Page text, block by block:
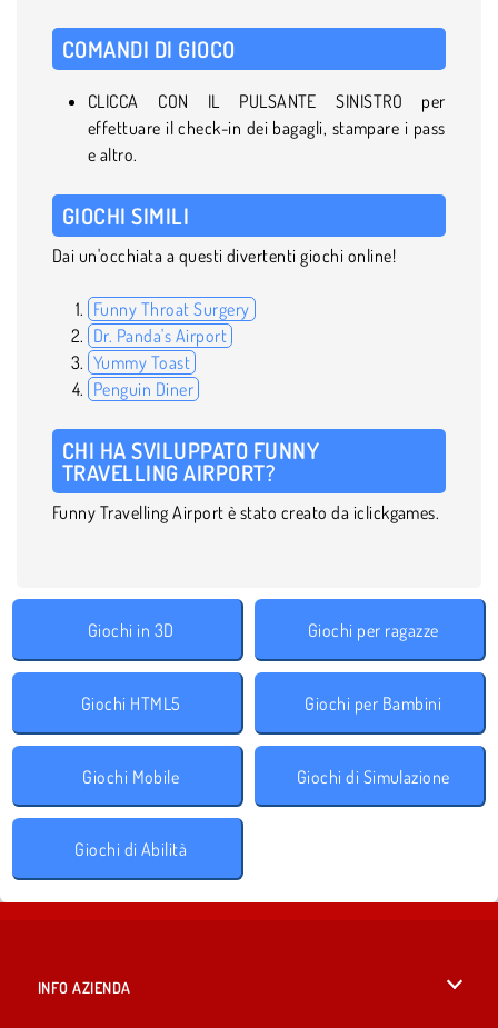
COMANDI DI GIOCO
CLICCA CON IL PULSANTE SINISTRO per
effettuare il check-in dei bagagli, stampare i pass
e altro.
GIOCHI SIMILI
Dai un'occhiata a questi divertenti giochi online!
Funny Throat Surgery
Dr. Panda's Airport
Yummy Toast
Penguin Diner
CHI HA SVILUPPATO FUNNY
TRAVELLING AIRPORT?
Funny Travelling Airport è stato creato da iclickgames.
Giochi in 3D Giochi per ragazze
Giochi HTML5 Giochi per Bambini
Giochi Mobile Giochi di Simulazione
Giochi di Abilità
INFO AZIENDA